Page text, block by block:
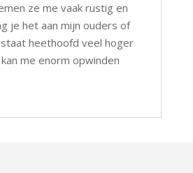
ze me vaak rustig en
je het aan mijn ouders of
heethoofd veel hoger
me enorm opwinden